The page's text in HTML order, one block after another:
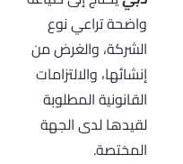
واضحة تراعي نوع
الشركة، والغرض من
إنشائها، والالتزامات
القانونية المطلوبة
لقيدها لدى الجهة
المختصة.